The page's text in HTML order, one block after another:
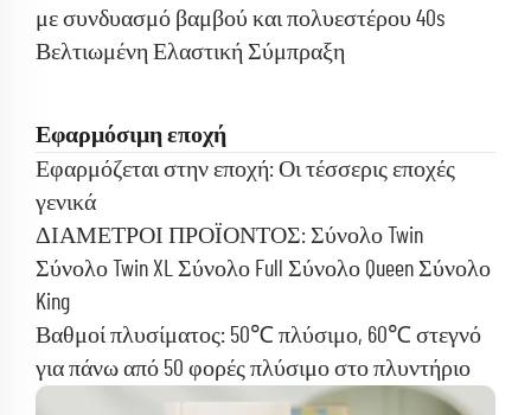
με συνδυασμό βαμβού και πολυεστέρου 40s
Βελτιωμένη Ελαστική Σύμπραξη
Εφαρμόσιμη εποχή
Εφαρμόζεται στην εποχή: Οι τέσσερις εποχές
γενικά
ΔΙΑΜΕΤΡΟΙ ΠΡΟΪΟΝΤΟΣ: Σύνολο Twin
Σύνολο Twin XL Σύνολο Full Σύνολο Queen Σύνολο
King
Βαθμοί πλυσίματος: 50℃ πλύσιμο, 60℃ στεγνό
για πάνω από 50 φορές πλύσιμο στο πλυντήριο